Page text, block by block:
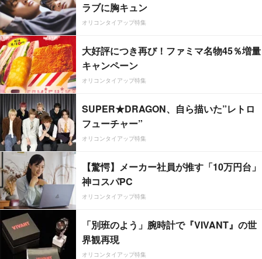
ラブに胸キュン
オリコンタイアップ特集
大好評につき再び！ファミマ名物45％増量
キャンペーン
オリコンタイアップ特集
SUPER★DRAGON、自ら描いた”レトロ
フューチャー”
オリコンタイアップ特集
【驚愕】メーカー社員が推す「10万円台」
神コスパPC
オリコンタイアップ特集
「別班のよう」腕時計で『VIVANT』の世
界観再現
オリコンタイアップ特集